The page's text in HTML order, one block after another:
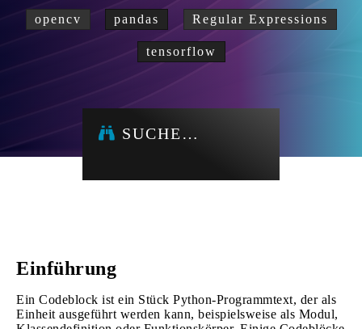
opencv pandas Regular Expressions
tensorflow
SUCHE…
Einführung
Ein Codeblock ist ein Stück Python-Programmtext, der als
Einheit ausgeführt werden kann, beispielsweise als Modul,